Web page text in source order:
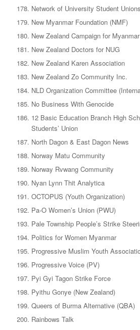
Network of University Student
New Myanmar Foundation (NMF)
New Zealand Campaign for Myanmar
New Zealand Doctors for NUG
New Zealand Karen Association
New Zealand Zo Community Inc.
NLD Organization Committee
No Business With Genocide
12 Basic Education Branch High
Students’ Union
North Dagon & East Dagon News
Norway Matu Community
Norway Rvwang Community
Nyan Lynn Thit Analytica
OCTOPUS (Youth Organization)
Pa-O Women’s Union (PWU)
Pale Township People’s Strike
Politics for Women Myanmar
Progressive Muslim Youth
Progressive Voice (PV)
Pyi Gyi Tagon Strike Force
Pyithu Gonye (New Zealand)
Queers of Burma Alternative (QBA)
Rainbows Talk